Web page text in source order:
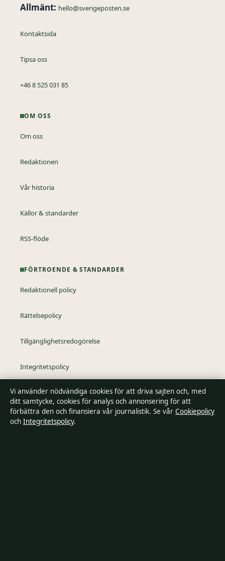
Allmänt: hello@sverigeposten.se
Kontaktsida
Tipsa oss
+46 8 525 031 85
OM OSS
Om oss
Redaktionen
Vår historia
Källor & standarder
RSS-flöde
FÖRTROENDE & STANDARDER
Redaktionell policy
Rättelsepolicy
Tillgänglighetsredogörelse
Integritetspolicy
Kändisar & integritet
Vi använder nödvändiga cookies för att driva sajten och, med
ditt samtycke, cookies för analys och annonsering för att
förbättra den och finansiera vår journalistik. Se vår Cookiepolicy
och Integritetspolicy.